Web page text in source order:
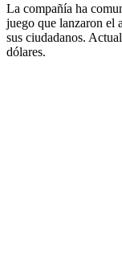
La compañía ha
juego que lanzaron el
sus ciudadanos.
dólares.